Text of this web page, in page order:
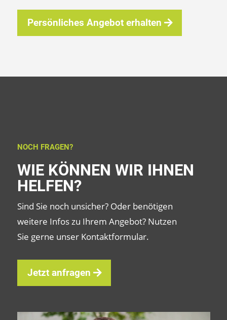
Persönliches Angebot erhalten
NOCH FRAGEN?
WIE KÖNNEN WIR IHNEN
HELFEN?
Sind Sie noch unsicher? Oder benötigen
weitere Infos zu Ihrem Angebot? Nutzen
Sie gerne unser Kontaktformular.
Jetzt anfragen